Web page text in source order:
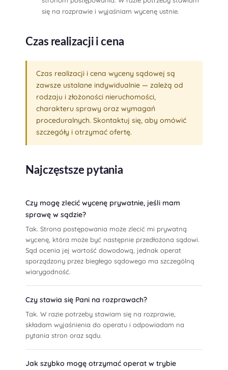
się na rozprawie i wyjaśniam wycenę ustnie.
Czas realizacji i cena
Czas realizacji i cena wyceny sądowej są
zawsze ustalane indywidualnie — zależą od
rodzaju i złożoności nieruchomości,
charakteru sprawy oraz wymagań
proceduralnych. Skontaktuj się, aby omówić
szczegóły i otrzymać ofertę.
Najczęstsze pytania
Czy mogę zlecić wycenę prywatnie, jeśli mam
sprawę w sądzie?
Tak. Strona postępowania może zlecić mi prywatną
wycenę, która może być następnie przedłożona sądowi.
Sąd ocenia jej wartość dowodową, jednak operat
sporządzony przez biegłego sądowego ma szczególną
wiarygodność.
Czy stawia się Pani na rozprawach?
Tak. W razie potrzeby stawiam się na rozprawie,
składam wyjaśnienia do operatu i odpowiadam na
pytania stron oraz sądu.
Jak szybko mogę otrzymać operat w trybie